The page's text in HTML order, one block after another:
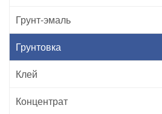
Грунт-эмаль
Грунтовка
Клей
Концентрат